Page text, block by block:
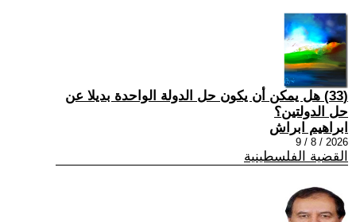
(33) هل يمكن أن يكون حل الدولة الواحدة بديلا عن
حل الدولتين؟
ابراهيم ابراش
2026 / 8 / 9
القضية الفلسطينية